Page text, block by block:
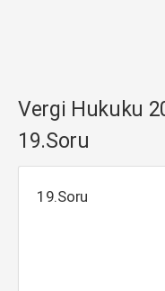
Vergi Hukuku
19.Soru
19.Soru